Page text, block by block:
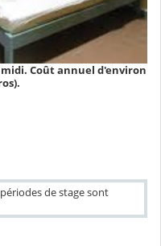
Coût annuel d'environ
de stage sont